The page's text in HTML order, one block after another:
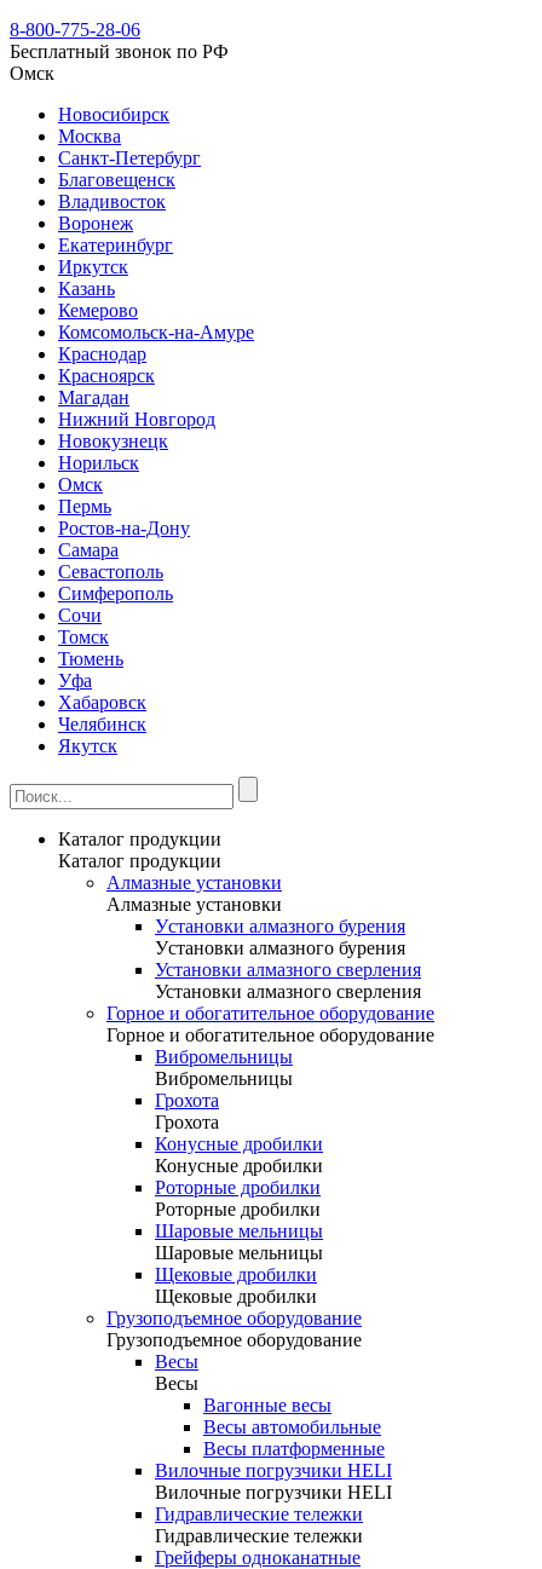
8-800-775-28-06
Бесплатный звонок по РФ
Омск
Новосибирск
Москва
Санкт-Петербург
Благовещенск
Владивосток
Воронеж
Екатеринбург
Иркутск
Казань
Кемерово
Комсомольск-на-Амуре
Краснодар
Красноярск
Магадан
Нижний Новгород
Новокузнецк
Норильск
Омск
Пермь
Ростов-на-Дону
Самара
Севастополь
Симферополь
Сочи
Томск
Тюмень
Уфа
Хабаровск
Челябинск
Якутск
Каталог продукции
Каталог продукции
Алмазные установки
Алмазные установки
Уcтановки алмазного бурения
Уcтановки алмазного бурения
Установки алмазного сверления
Установки алмазного сверления
Горное и обогатительное оборудование
Горное и обогатительное оборудование
Вибромельницы
Вибромельницы
Грохота
Грохота
Конусные дробилки
Конусные дробилки
Роторные дробилки
Роторные дробилки
Шаровые мельницы
Шаровые мельницы
Щековые дробилки
Щековые дробилки
Грузоподъемное оборудование
Грузоподъемное оборудование
Весы
Весы
Вагонные весы
Весы автомобильные
Весы платформенные
Вилочные погрузчики HELI
Вилочные погрузчики HELI
Гидравлические тележки
Гидравлические тележки
Грейферы одноканатные